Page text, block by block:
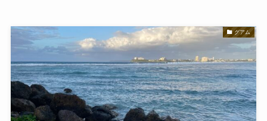
グアム